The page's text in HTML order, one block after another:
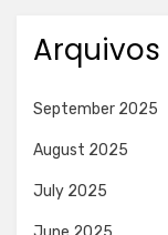
Arquivos
September 2025
August 2025
July 2025